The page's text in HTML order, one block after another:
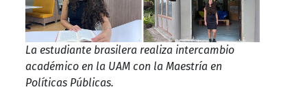
La estudiante brasilera realiza intercambio
académico en la UAM con la Maestría en
Políticas Públicas.